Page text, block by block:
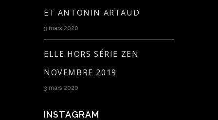
ET ANTONIN ARTAUD
3 mars 2020
ELLE HORS SÉRIE ZEN
NOVEMBRE 2019
3 mars 2020
INSTAGRAM